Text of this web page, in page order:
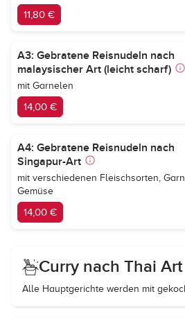
11,80 €
A3: Gebratene Reisnudeln nach
malaysischer Art (leicht scharf)
mit Garnelen
14,00 €
A4: Gebratene Reisnudeln nach
Singapur-Art
mit verschiedenen Fleischsorten,
Gemüse
14,00 €
Curry nach Thai Art
Alle Hauptgerichte werden mit